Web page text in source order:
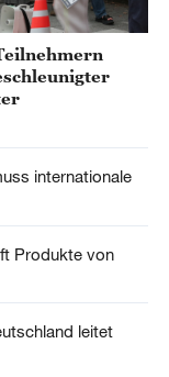
internationale
Produkte von
leitet